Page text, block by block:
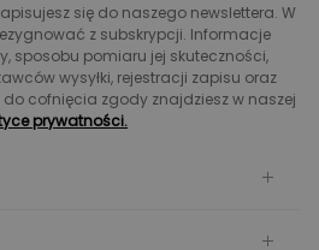
się do naszego newslettera. W
z subskrypcji. Informacje
sposobu pomiaru jej skuteczności,
wysyłki, rejestracji zapisu oraz
cofnięcia zgody znajdziesz w naszej
prywatności.